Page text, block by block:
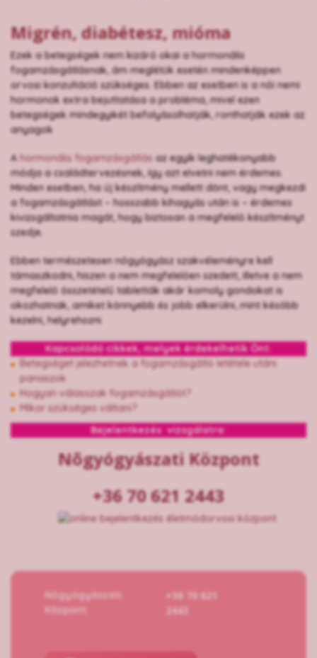
Migrén, diabétesz, mióma
Ezek a betegségek nem kizáró okai a hormonális
fogamzásgátlásnak, ám meglétük esetén mindenképpen
orvosi konzultáció szükséges. Ebben az esetben is a női nemi
hormonok extra bejuttatása a probléma, mivel ezen
betegségek mindegyikét befolyásolhatják, ronthatják ezek az
anyagok
A hormonális fogamzásgátlás az egyik leghatékonyabb
módja a családtervezésnek, így azt elvetni nem érdemes.
Minden esetben, ha új készítmény mellett dönt, vagy megkezdi
a fogamzásgátlást – hosszabb kihagyás után is – érdemes
kivizsgáltatnia magát, hogy biztosan a megfelelő készítményt
szedje.
Ebben természetesen nőgyógyász szakvéleményre kell
támaszkodni, hiszen a nem megfelelően szedett, illetve a nem
megfelelő összetételű tabletták akár komoly gondokat is
okozhatnak, amiket könnyebb és jobb elkerülni, mint később
kezelni, helyrehozni.
Kapcsolódó cikkek, melyek érdekelhetik Önt:
Betegséget jelezhetnek a fogamzásgátló letétele utáni
panaszok
Hogyan válasszak fogamzásgátlót?
Mikor szükséges váltani?
Bejelentkezés vizsgálatra:
Nõgyógyászati Központ
+36 70 621 2443
Nőgyógyászati
Központ
+36 70 621
2443